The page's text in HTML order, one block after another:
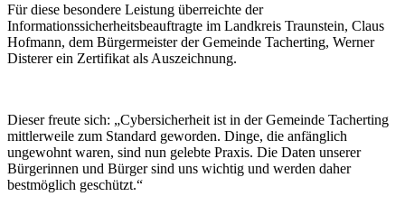
Für diese besondere Leistung überreichte der
Informationssicherheitsbeauftragte im Landkreis Traunstein, Claus
Hofmann, dem Bürgermeister der Gemeinde Tacherting, Werner
Disterer ein Zertifikat als Auszeichnung.
Dieser freute sich: „Cybersicherheit ist in der Gemeinde Tacherting
mittlerweile zum Standard geworden. Dinge, die anfänglich
ungewohnt waren, sind nun gelebte Praxis. Die Daten unserer
Bürgerinnen und Bürger sind uns wichtig und werden daher
bestmöglich geschützt.“